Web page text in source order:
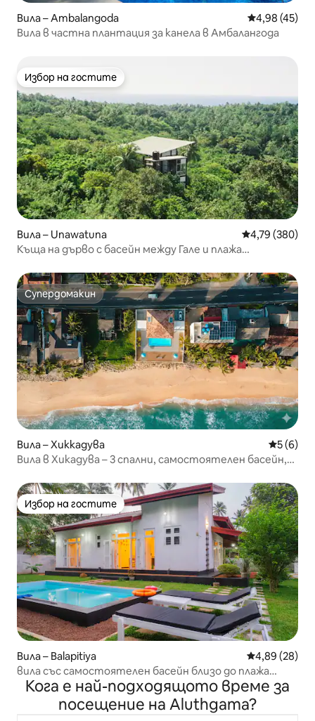
Вила – Ambalangoda Средна
4,98 (45)
Вила в частна плантация за канела в Амбалангода
Избор на гостите
Избор на гостите
Вила – Unawatuna Средна
4,79 (380)
Къща на дърво с басейн между Гале и плажа
Супердомакин
Супердомакин
Вила – Хиккадува Средна
5 (6)
Вила в Хикадува – 3 спални, самостоятелен басейн,
Избор на гостите
Избор на гостите
Вила – Balapitiya Средна
4,89 (28)
вила със самостоятелен басейн близо до плажа
безплатна закуска
Кога е най-подходящото време за
посещение на Aluthgama?